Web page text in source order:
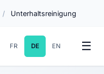
/ Unterhaltsreinigung
FR DE EN